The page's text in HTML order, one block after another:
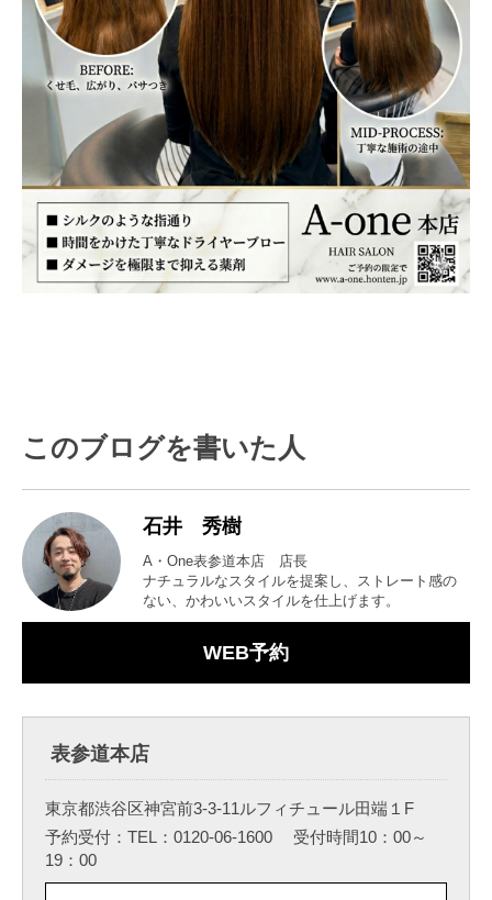
このブログを書いた人
石井 秀樹
A・One表参道本店 店長
ナチュラルなスタイルを提案し、ストレート感の
ない、かわいいスタイルを仕上げます。
WEB予約
表参道本店
東京都渋谷区神宮前3-3-11ルフィチュール田端１F
予約受付：TEL：0120-06-1600 受付時間10：00～
19：00